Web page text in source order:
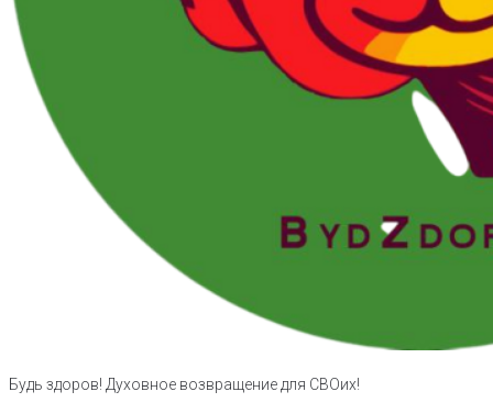
Будь здоров! Духовное возвращение для СВОих!